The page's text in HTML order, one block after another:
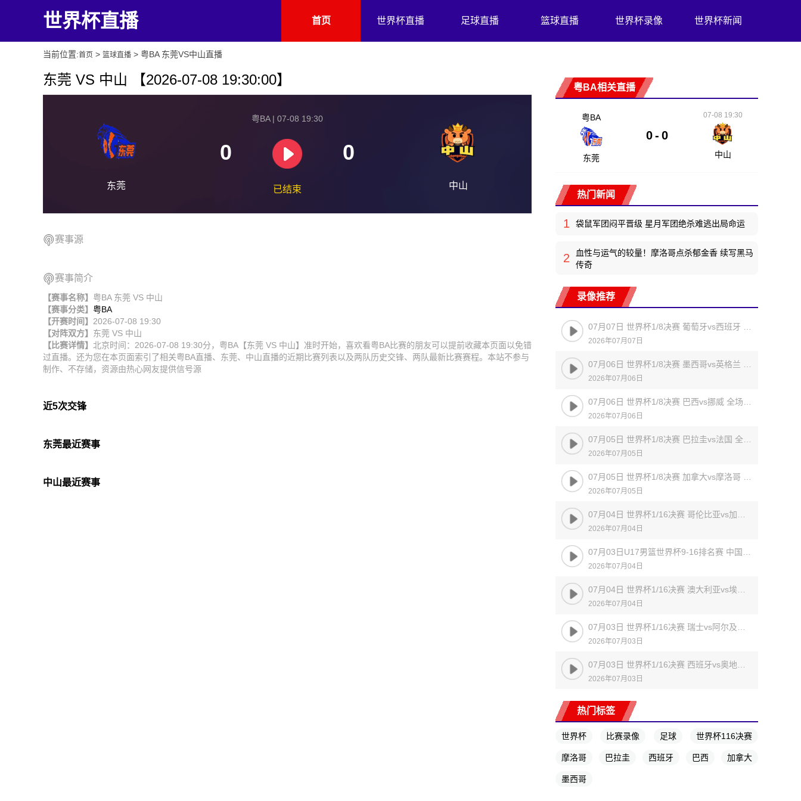
世界杯直播 首页 世界杯直播 足球直播 篮球直播 世界杯录像 世界杯新闻
当前位置:首页 > 篮球直播 > 粤BA 东莞VS中山直播
东莞 VS 中山 【2026-07-08 19:30:00】
东莞
粤BA | 07-08 19:30
0 0
已结束 中山
赛事源
赛事简介
【赛事名称】 粤BA 东莞 VS 中山
【赛事分类】 粤BA
【开赛时间】 2026-07-08 19:30
【对阵双方】 东莞 VS 中山
【比赛详情】 北京时间：2026-07-08 19:30分，粤BA【东莞 VS 中山】准时开始，喜欢看粤BA比赛的朋友可以提前收藏本页面以免错
过直播。还为您在本页面索引了相关粤BA直播、东莞、中山直播的近期比赛列表以及两队历史交锋、两队最新比赛赛程。本站不参与
制作、不存储，资源由热心网友提供信号源
近5次交锋
东莞最近赛事
中山最近赛事
粤BA相关直播
粤BA
东莞
0 - 0
07-08 19:30
中山
热门新闻
1 袋鼠军团闷平晋级 星月军团绝杀难逃出局命运
2
血性与运气的较量！摩洛哥点杀郁金香 续写黑马
传奇
录像推荐
2026年07月07日
2026年07月06日
2026年07月06日
2026年07月05日
2026年07月05日
2026年07月04日
2026年07月04日
2026年07月04日
2026年07月03日
2026年07月03日
热门标签
世界杯 比赛录像 足球 世界杯116决赛
摩洛哥 巴拉圭 西班牙 巴西 加拿大
墨西哥